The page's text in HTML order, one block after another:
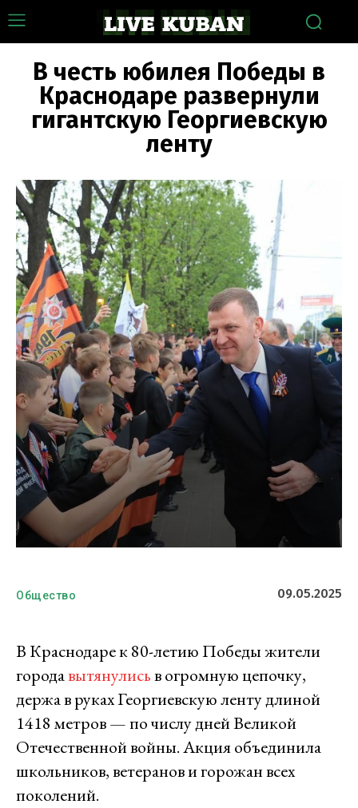
В честь юбилея Победы в
Краснодаре развернули
гигантскую Георгиевскую
ленту
Общество 09.05.2025
В Краснодаре к 80-летию Победы жители
городавытянулисьв огромную цепочку,
держа в руках Георгиевскую ленту длиной
1418 метров — по числу дней Великой
Отечественной войны. Акция объединила
школьников, ветеранов и горожан всех
поколений.